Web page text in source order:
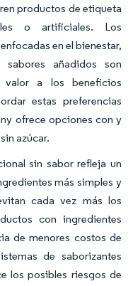
productos de etiqueta
o artificiales. Los
en el bienestar,
añadidos son
valor a los beneficios
estas preferencias
ofrece opciones con y
azúcar.
sin sabor refleja un
más simples y
cada vez más los
con ingredientes
de menores costos de
de saborizantes
los posibles riesgos de